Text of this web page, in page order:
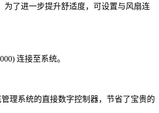
了进一步提升舒适度，可设置与风扇连
连接至系统。
理系统的直接数字控制器，节省了宝贵的